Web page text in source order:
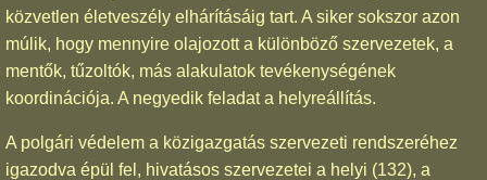
közvetlen életveszély elhárításáig tart. A siker sokszor azon
múlik, hogy mennyire olajozott a különböző szervezetek, a
mentők, tűzoltók, más alakulatok tevékenységének
koordinációja. A negyedik feladat a helyreállítás.
A polgári védelem a közigazgatás szervezeti rendszeréhez
igazodva épül fel, hivatásos szervezetei a helyi (132), a